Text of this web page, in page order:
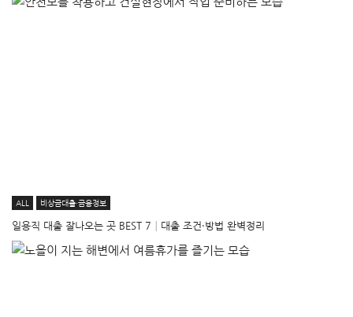
ALL 비상금대출·금융정보
일용직 대출 잘나오는 곳 BEST 7│대출 조건·방법 완벽정리